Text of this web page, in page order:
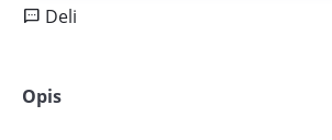
Deli
Opis